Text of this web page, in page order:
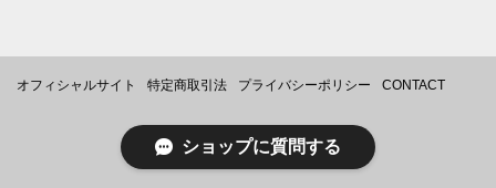
オフィシャルサイト 特定商取引法 プライバシーポリシー CONTACT
ショップに質問する